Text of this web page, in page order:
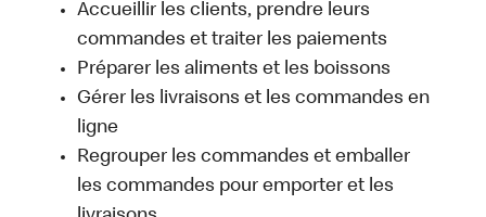
Accueillir les clients, prendre leurs
commandes et traiter les paiements
Préparer les aliments et les boissons
Gérer les livraisons et les commandes en
ligne
Regrouper les commandes et emballer
les commandes pour emporter et les